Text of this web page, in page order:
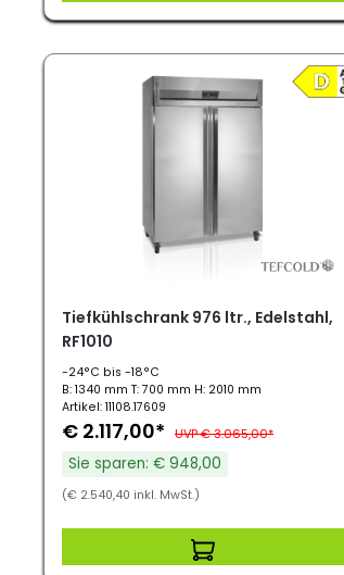
Tiefkühlschrank 976 ltr., Edelstahl,
RF1010
-24°C bis -18°C
B: 1340 mm T: 700 mm H: 2010 mm
Artikel: 11108.17609
€ 2.117,00* UVP € 3.065,00*
Sie sparen: € 948,00
(€ 2.540,40 inkl. MwSt.)